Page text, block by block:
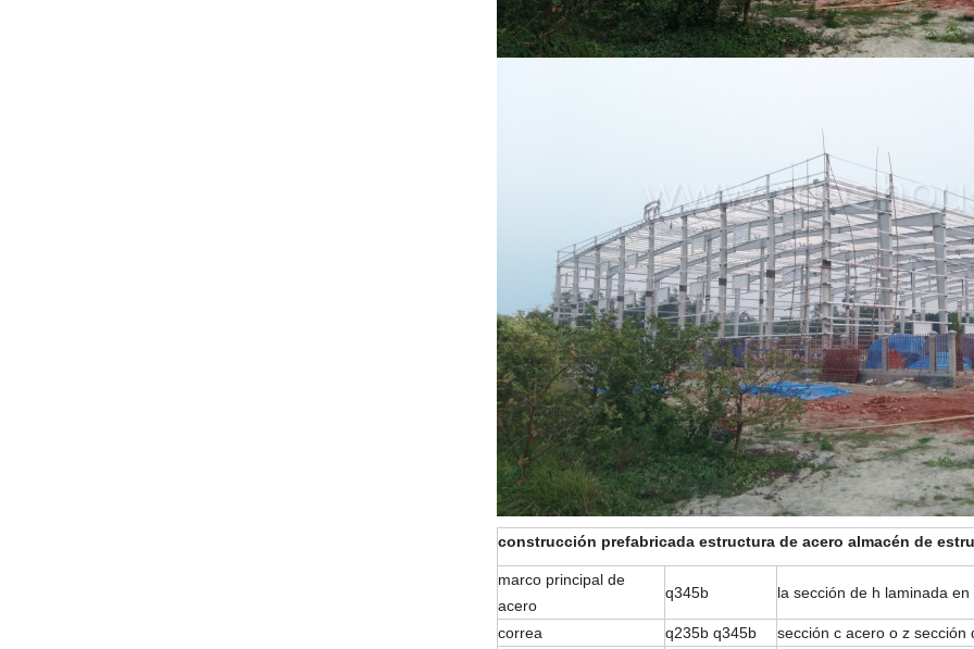
construcción prefabricada estructura de acero almacén de
marco principal de
acero
q345b la sección de h laminada
correa q235b q345b sección c acero o z sección